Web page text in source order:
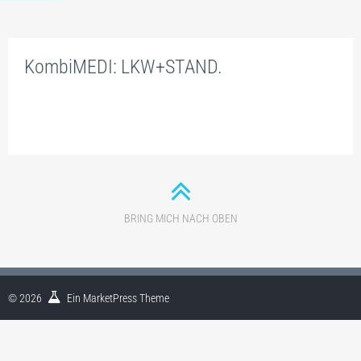
ROLLY STANDARD O.ZUL.
ROLLY BIG O.ZUL.
KombiMEDI: LKW+STAND.
BRING MICH NACH OBEN
© 2026 Ein MarketPressTheme